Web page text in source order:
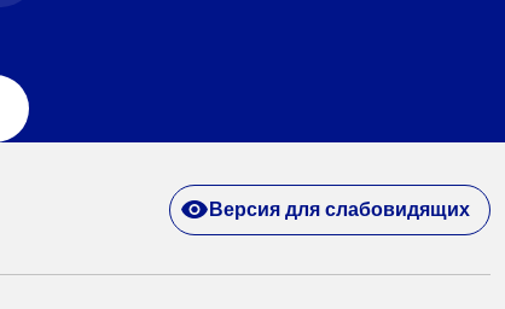
Версия для слабовидящих